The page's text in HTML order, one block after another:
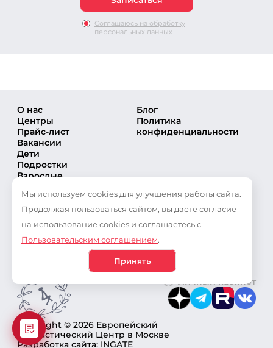
Соглашаюсь на обработку
персональных данных
О нас
Центры
Прайс-лист
Вакансии
Дети
Подростки
Взрослые
Секции
Тренеры
Частые вопросы
Новости
Блог
Политика
конфиденциальности
Личный кабинет
Copyright © 2026 Европейский
Гимнастический Центр в Москве
Разработка сайта: INGATE
Мы используем cookies для улучшения работы сайта.
Продолжая пользоваться сайтом, вы даете согласие
на использование cookies и соглашаетесь с
Пользовательским соглашением.
Принять